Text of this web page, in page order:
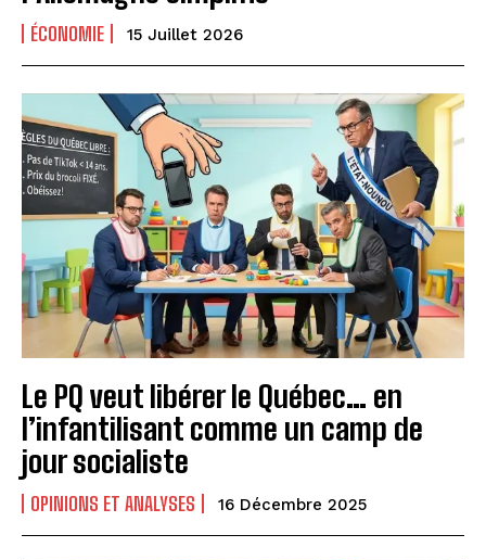
ÉCONOMIE 15 Juillet 2026
Le PQ veut libérer le Québec… en
l’infantilisant comme un camp de
jour socialiste
OPINIONS ET ANALYSES 16 Décembre 2025